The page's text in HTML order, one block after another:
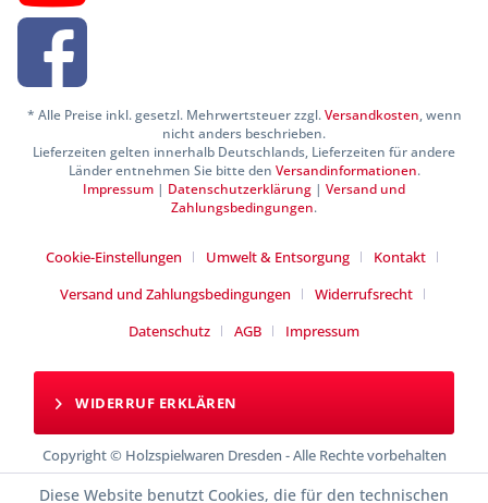
* Alle Preise inkl. gesetzl. Mehrwertsteuer zzgl.Versandkosten, wenn
nicht anders beschrieben.
Lieferzeiten gelten innerhalb Deutschlands, Lieferzeiten für andere
Länder entnehmen Sie bitte den Versandinformationen.
Impressum | Datenschutzerklärung | Versand und
Zahlungsbedingungen.
Cookie-Einstellungen Umwelt & Entsorgung
Kontakt
Versand und Zahlungsbedingungen
Widerrufsrecht
Datenschutz
AGB Impressum
WIDERRUF ERKLÄREN
Copyright © Holzspielwaren Dresden - Alle Rechte vorbehalten
Diese Website benutzt Cookies, die für den technischen